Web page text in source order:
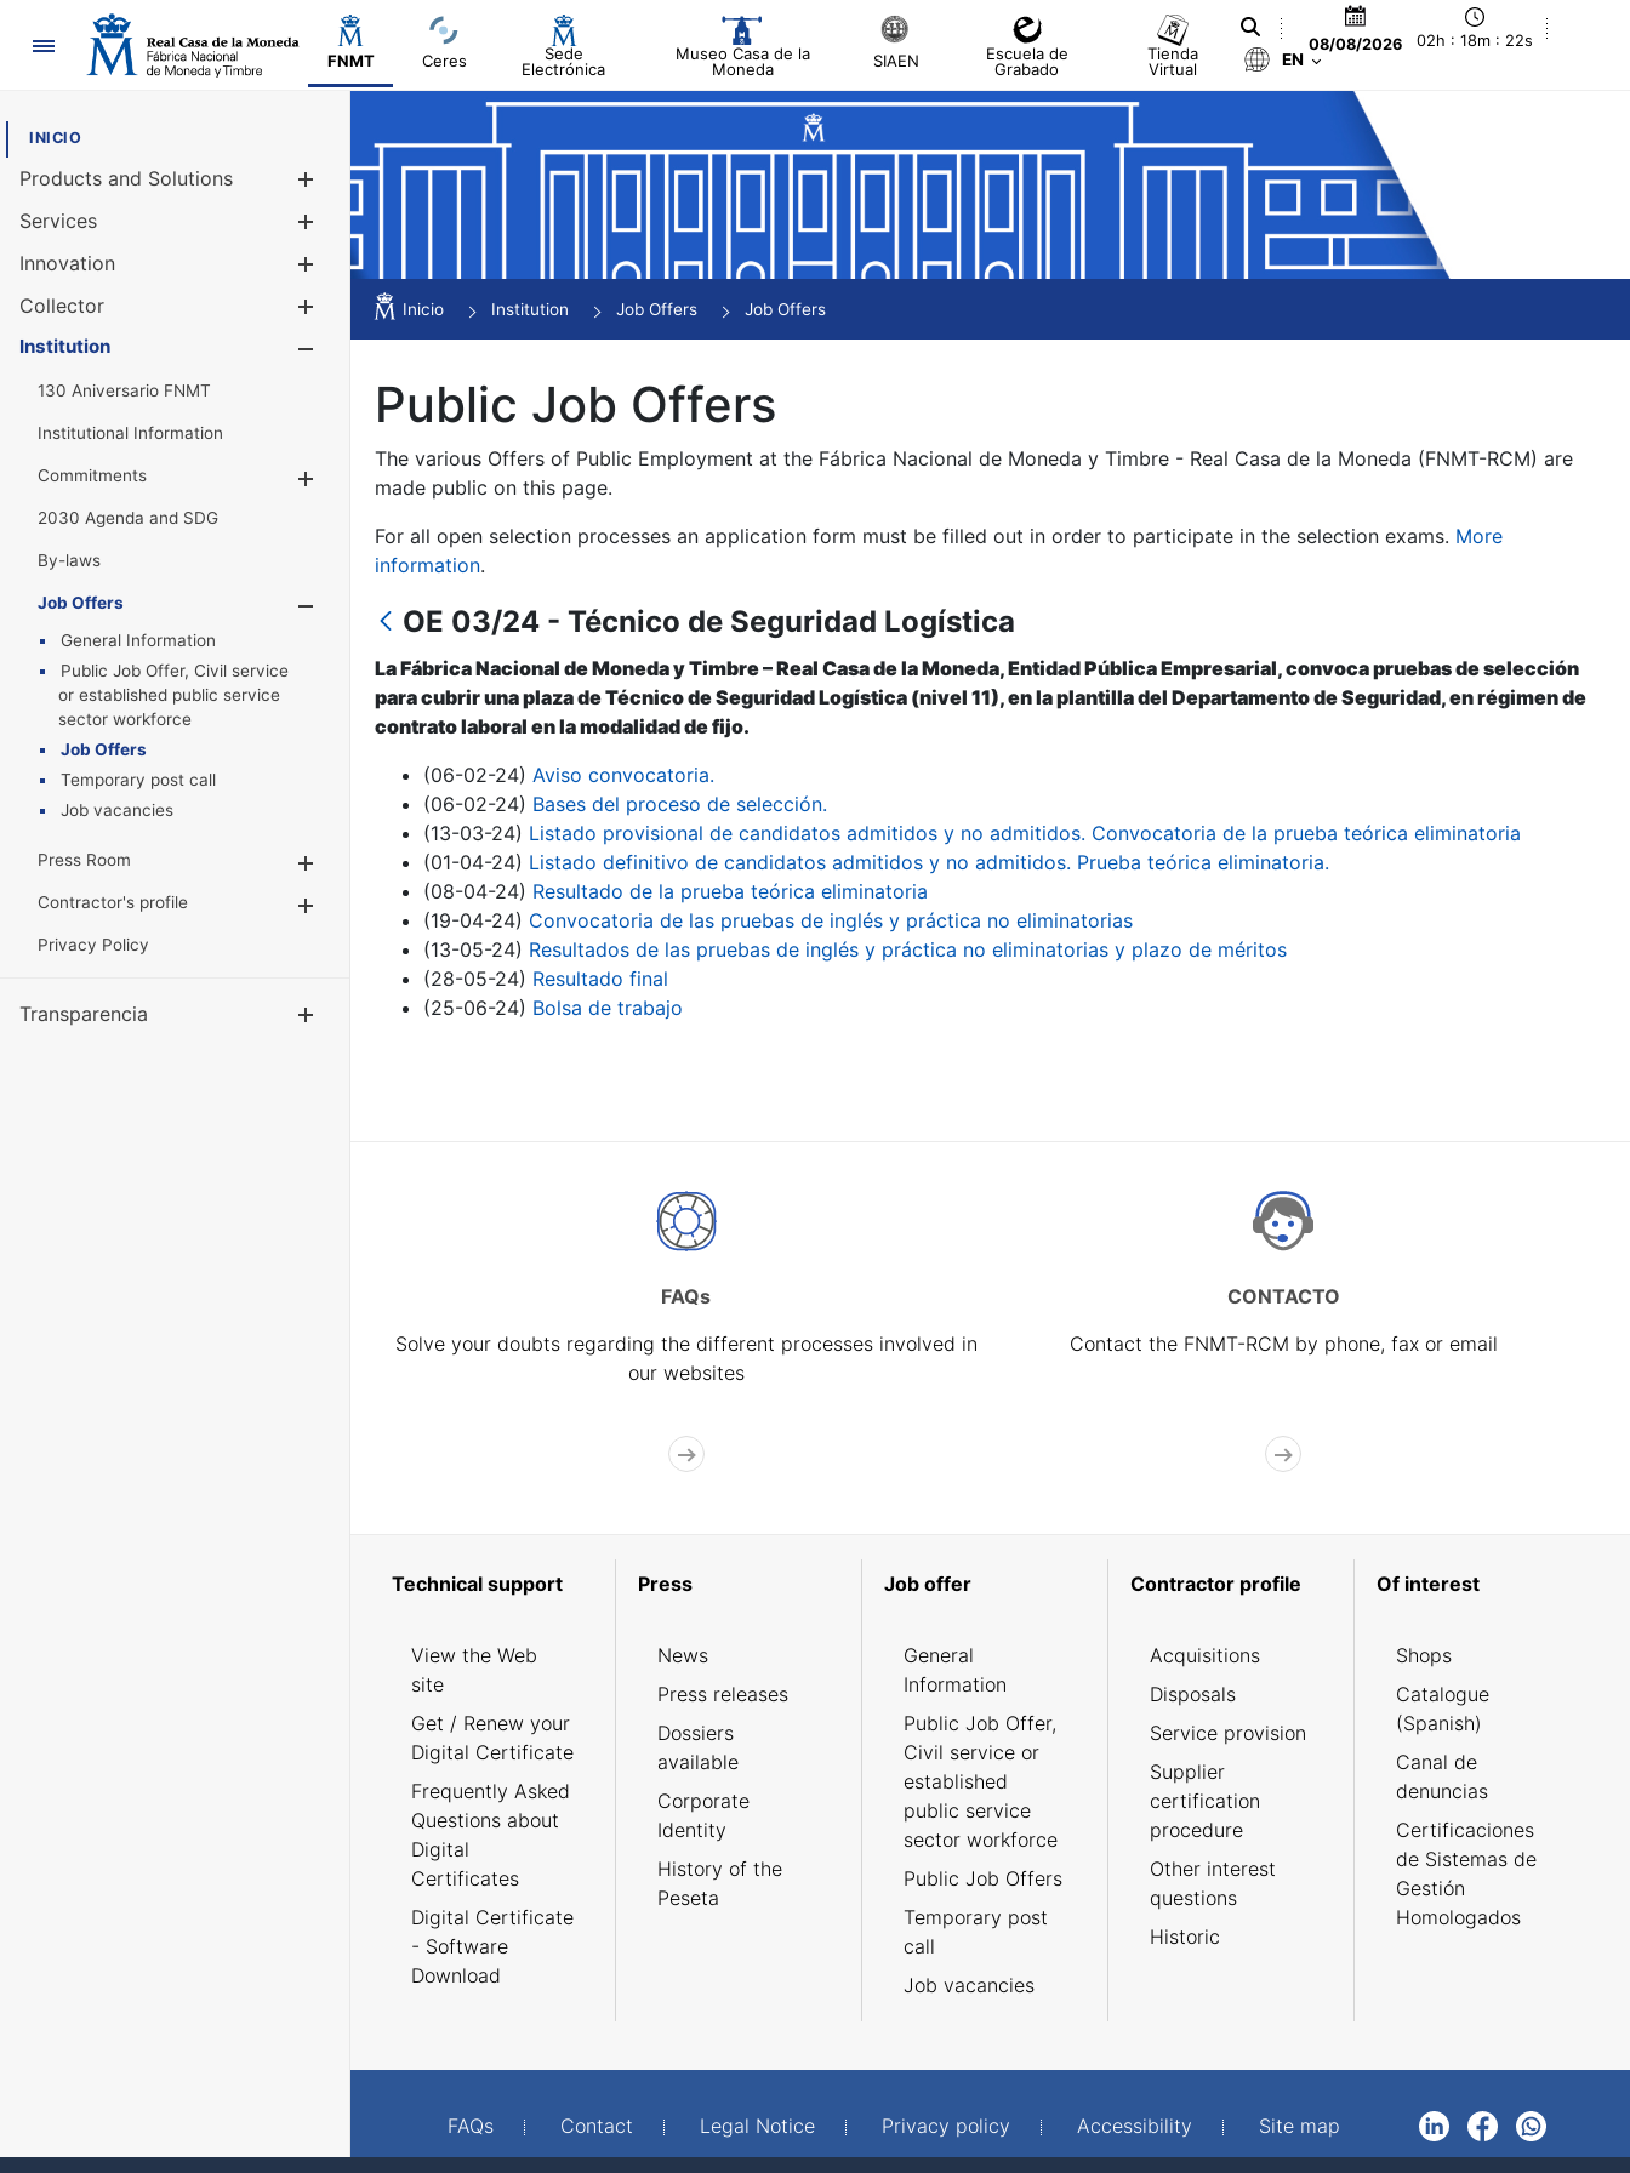
Navigation
FNMT Ceres
Sede
Electrónica
Museo Casa de la
Moneda
SIAEN
Escuela de
Grabado
Tienda
Virtual
08/08/2026 02h : 18m : 22s
EN
INICIO
Products and Solutions
Services
Innovation
Collector
Show/Hide
Institution
130 Aniversario FNMT
Institutional Information
Commitments
Show/Hide
2030 Agenda and SDG
By-laws
Job Offers
Show/Hide
General Information
Public Job Offer, Civil service
or established public service
sector workforce
Job Offers
Temporary post call
Job vacancies
Press Room
Show/Hide
Contractor's profile
Show/Hide
Privacy Policy
Transparencia Show/Hide
Inicio Institution Job Offers Job Offers
Public Job Offers
The various Offers of Public Employment at the Fábrica Nacional de Moneda y Timbre - Real Casa de la Moneda (FNMT-RCM) are
made public on this page.
For all open selection processes an application form must be filled out in order to participate in the selection exams. More
information.
OE 03/24 - Técnico de Seguridad Logística
La Fábrica Nacional de Moneda y Timbre – Real Casa de la Moneda, Entidad Pública Empresarial, convoca pruebas de selección
para cubrir una plaza de Técnico de Seguridad Logística (nivel 11), en la plantilla del Departamento de Seguridad, en régimen de
contrato laboral en la modalidad de fijo.
(06-02-24) Aviso convocatoria.
(06-02-24) Bases del proceso de selección.
(13-03-24) Listado provisional de candidatos admitidos y no admitidos. Convocatoria de la prueba teórica eliminatoria
(01-04-24) Listado definitivo de candidatos admitidos y no admitidos. Prueba teórica eliminatoria.
(08-04-24) Resultado de la prueba teórica eliminatoria
(19-04-24) Convocatoria de las pruebas de inglés y práctica no eliminatorias
(13-05-24) Resultados de las pruebas de inglés y práctica no eliminatorias y plazo de méritos
(28-05-24) Resultado final
(25-06-24) Bolsa de trabajo
FAQs
Solve your doubts regarding the different processes involved in
our websites
CONTACTO
Contact the FNMT-RCM by phone, fax or email
Technical support
View the Web
site
Get / Renew your
Digital Certificate
Frequently Asked
Questions about
Digital
Certificates
Digital Certificate
- Software
Download
Press
News
Press releases
Dossiers
available
Corporate
Identity
History of the
Peseta
Job offer
General
Information
Public Job Offer,
Civil service or
established
public service
sector workforce
Public Job Offers
Temporary post
call
Job vacancies
Contractor profile
Acquisitions
Disposals
Service provision
Supplier
certification
procedure
Other interest
questions
Historic
Of interest
Shops
Catalogue
(Spanish)
Canal de
denuncias
Certificaciones
de Sistemas de
Gestión
Homologados
FAQs Contact Legal Notice Privacy policy Accessibility Site map
LinkedInFacebookWhatsApp